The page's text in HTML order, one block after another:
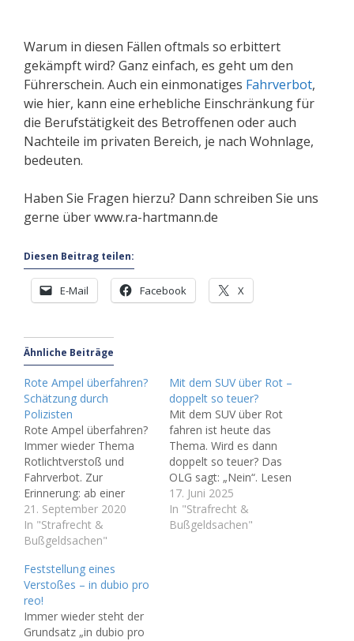
Warum in diesen Fällen oftmals so erbittert
gekämpft wird? Ganz einfach, es geht um den
Führerschein. Auch ein einmonatiges Fahrverbot,
wie hier, kann eine erhebliche Einschränkung für
die Berufstätigkeit des Betroffenen oder auch
Nachteile im privaten Bereich, je nach Wohnlage,
bedeuten.
Haben Sie Fragen hierzu? Dann schreiben Sie uns
gerne über www.ra-hartmann.de
Diesen Beitrag teilen:
E-Mail Facebook X
Ähnliche Beiträge
Rote Ampel überfahren?
Schätzung durch
Polizisten
Rote Ampel überfahren?
Immer wieder Thema
Rotlichtverstoß und
Fahrverbot. Zur
Erinnerung: ab einer
Sekunde Rotlicht droht
beim Überfahren einer
Ampel ein Fahrverbot
Rotlichtverstoß). Nun
kommt es immer wieder
vor, dass Amtsgerichte
Betroffene aufgrund der
Angaben eines
21. September 2020
In "Strafrecht &
Bußgeldsachen"
Mit dem SUV über Rot –
doppelt so teuer?
Mit dem SUV über Rot
fahren ist heute das
Thema. Wird es dann
doppelt so teuer? Das
OLG sagt: „Nein“. Lesen
Sie dieses interessante
Urteil. Ein Fahrer fuhr
über eine rote Ampel –
17. Juni 2025
In "Strafrecht &
Bußgeldsachen"
Feststellung eines
Verstoßes – in dubio pro
reo!
Immer wieder steht der
Grundsatz „in dubio pro